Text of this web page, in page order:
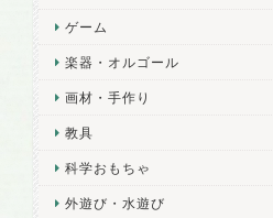
ゲーム
楽器・オルゴール
画材・手作り
教具
科学おもちゃ
外遊び・水遊び